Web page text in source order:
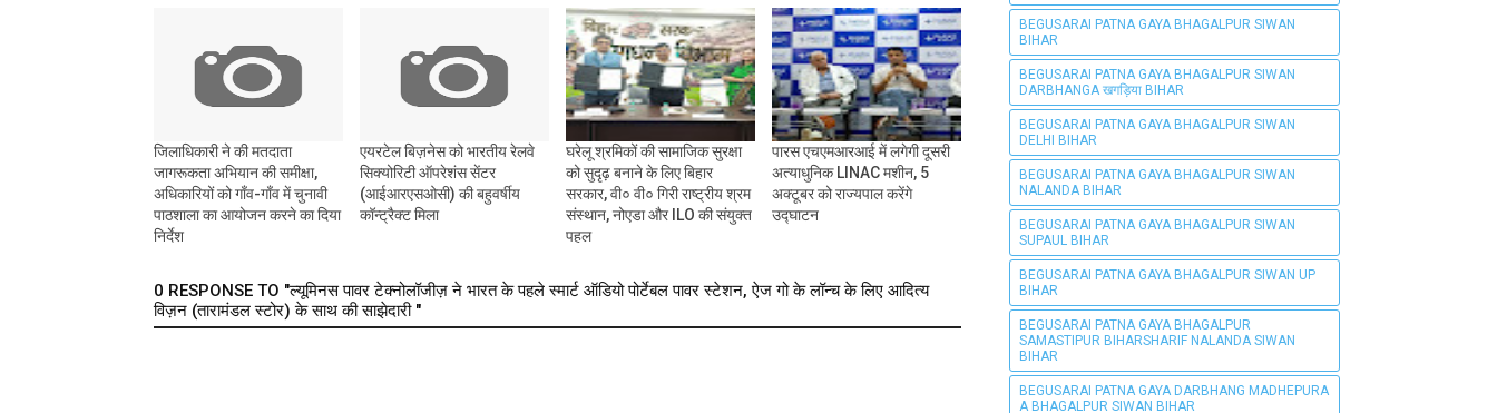
जिलाधिकारी ने की मतदाता
जागरूकता अभियान की समीक्षा,
अधिकारियों को गाँव-गाँव में चुनावी
पाठशाला का आयोजन करने का दिया
निर्देश
एयरटेल बिज़नेस को भारतीय रेलवे
सिक्योरिटी ऑपरेशंस सेंटर
(आईआरएसओसी) की बहुवर्षीय
कॉन्ट्रैक्ट मिला
घरेलू श्रमिकों की सामाजिक सुरक्षा
को सुदृढ़ बनाने के लिए बिहार
सरकार, वी० वी० गिरी राष्ट्रीय श्रम
संस्थान, नोएडा और ILO की संयुक्त
पहल
पारस एचएमआरआई में लगेगी दूसरी
अत्याधुनिक LINAC मशीन, 5
अक्टूबर को राज्यपाल करेंगे
उद्घाटन
0 RESPONSE TO "ल्यूमिनस पावर टेक्नोलॉजीज़ ने भारत के पहले स्मार्ट ऑडियो पोर्टेबल पावर स्टेशन, ऐज गो के लॉन्च के लिए आदित्य
विज़न (तारामंडल स्टोर) के साथ की साझेदारी "
BEGUSARAI PATNA GAYA BHAGALPUR SIWAN
BIHAR
BEGUSARAI PATNA GAYA BHAGALPUR SIWAN
DARBHANGA खगड़िया BIHAR
BEGUSARAI PATNA GAYA BHAGALPUR SIWAN
DELHI BIHAR
BEGUSARAI PATNA GAYA BHAGALPUR SIWAN
NALANDA BIHAR
BEGUSARAI PATNA GAYA BHAGALPUR SIWAN
SUPAUL BIHAR
BEGUSARAI PATNA GAYA BHAGALPUR SIWAN UP
BIHAR
BEGUSARAI PATNA GAYA BHAGALPUR
SAMASTIPUR BIHARSHARIF NALANDA SIWAN
BIHAR
BEGUSARAI PATNA GAYA DARBHANG MADHEPURA
A BHAGALPUR SIWAN BIHAR